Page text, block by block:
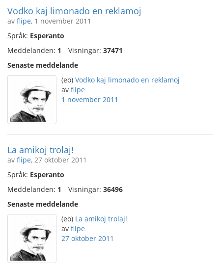
Vodko kaj limonado en reklamoj
av flipe, 1 november 2011
Språk: Esperanto
Meddelanden: 1 Visningar: 37471
Senaste meddelande
(eo) Vodko kaj limonado en reklamoj
av flipe
1 november 2011
La amikoj trolaj!
av flipe, 27 oktober 2011
Språk: Esperanto
Meddelanden: 1 Visningar: 36496
Senaste meddelande
(eo) La amikoj trolaj!
av flipe
27 oktober 2011